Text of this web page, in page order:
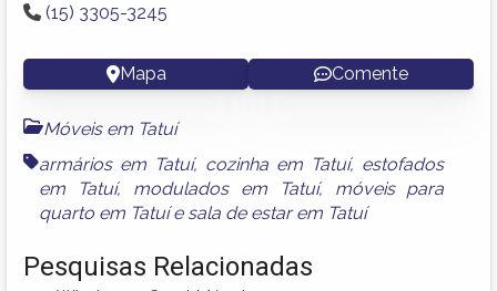
(15) 3305-3245
Mapa Comente
Móveis em Tatuí
armários em Tatuí, cozinha em Tatuí, estofados
em Tatuí, modulados em Tatuí, móveis para
quarto em Tatuíe sala de estar em Tatuí
Pesquisas Relacionadas